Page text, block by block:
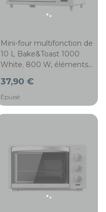
Mini-four multifonction de
10 L Bake&Toast 1000
White. 800 W, éléments
minuterie, température
réglable, porte avec
double verre et finitions
37,90 €
Épuisé